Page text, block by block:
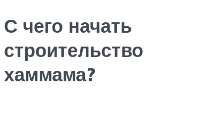
С чего начать
строительство
хаммама?